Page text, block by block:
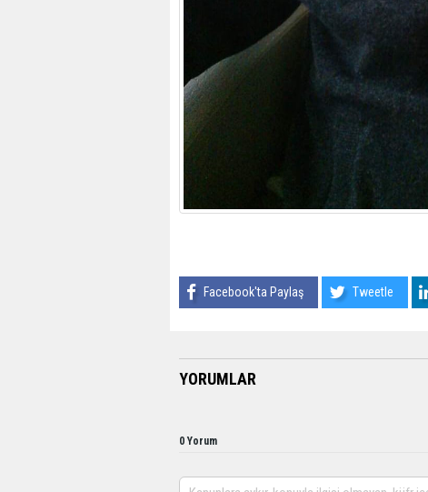
Facebook'ta Paylaş Tweetle
YORUMLAR
0 Yorum